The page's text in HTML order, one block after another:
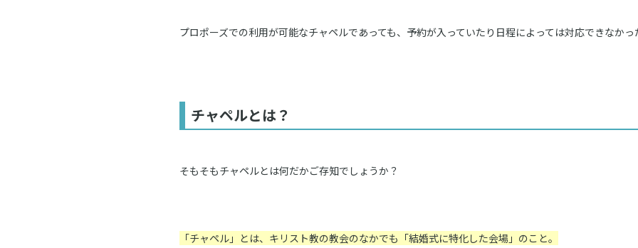
プロポーズでの利用が可能なチャペルであっても、予約が入っていたり日程によっては対応できなか
チャペルとは？
そもそもチャペルとは何だかご存知でしょうか？
「チャペル」とは、キリスト教の教会のなかでも「結婚式に特化した会場」のこと。